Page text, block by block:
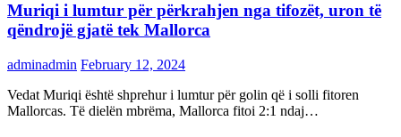
Muriqi i lumtur për përkrahjen nga tifozët, uron të
qëndrojë gjatë tek Mallorca
adminadmin February 12, 2024
Vedat Muriqi është shprehur i lumtur për golin që i solli fitoren
Mallorcas. Të dielën mbrëma, Mallorca fitoi 2:1 ndaj…